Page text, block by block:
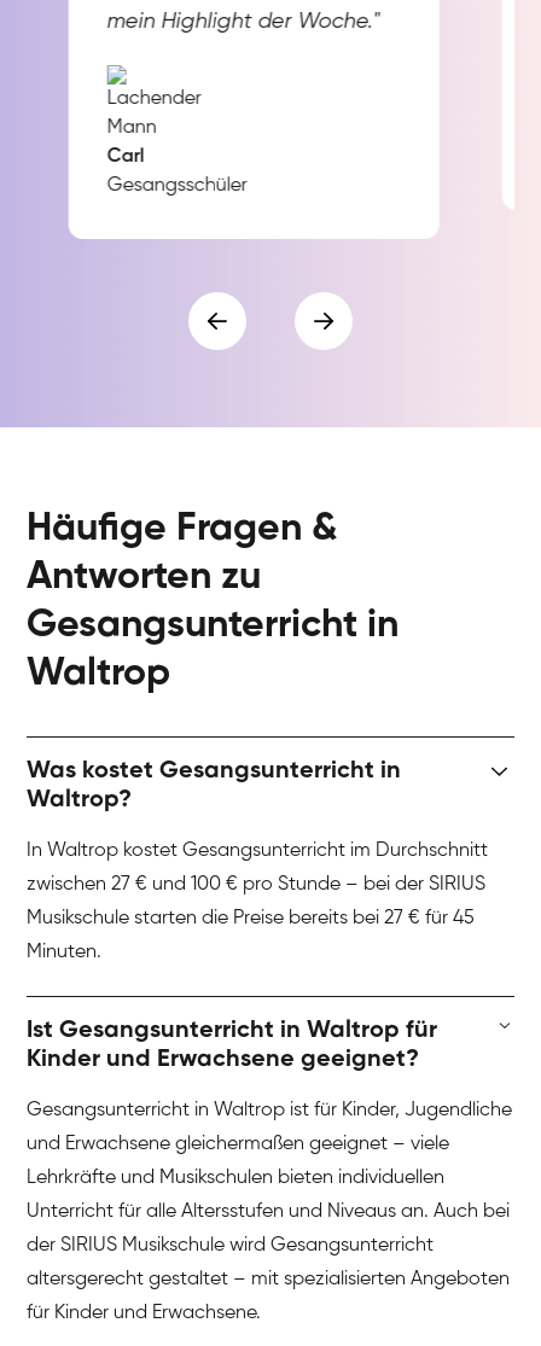
mein Highlight der Woche."
Carl
Gesangsschüler
Häufige Fragen &
Antworten zu
Gesangsunterricht in
Waltrop
Was kostet Gesangsunterricht in
Waltrop?
In Waltrop kostet Gesangsunterricht im Durchschnitt
zwischen 27 € und 100 € pro Stunde – bei der SIRIUS
Musikschule starten die Preise bereits bei 27 € für 45
Minuten.
Ist Gesangsunterricht in Waltrop für
Kinder und Erwachsene geeignet?
Gesangsunterricht in Waltrop ist für Kinder, Jugendliche
und Erwachsene gleichermaßen geeignet – viele
Lehrkräfte und Musikschulen bieten individuellen
Unterricht für alle Altersstufen und Niveaus an. Auch bei
der SIRIUS Musikschule wird Gesangsunterricht
altersgerecht gestaltet – mit spezialisierten Angeboten
für Kinder und Erwachsene.